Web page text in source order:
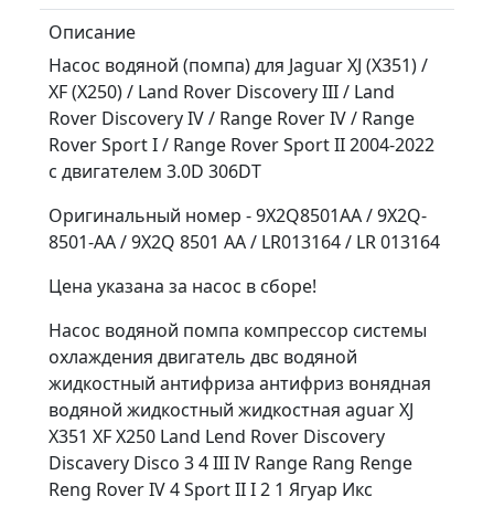
Описание
Насос водяной (помпа) для Jaguar XJ (X351) /
XF (X250) / Land Rover Discovery III / Land
Rover Discovery IV / Range Rover IV / Range
Rover Sport I / Range Rover Sport II 2004-2022
с двигателем 3.0D 306DT
Оригинальный номер - 9X2Q8501AA / 9X2Q-
8501-AA / 9X2Q 8501 AA / LR013164 / LR 013164
Цена указана за насос в сборе!
Насос водяной помпа компрессор системы
охлаждения двигатель двс водяной
жидкостный антифриза антифриз вонядная
водяной жидкостный жидкостная aguar XJ
X351 XF X250 Land Lend Rover Discovery
Discavery Disco 3 4 III IV Range Rang Renge
Reng Rover IV 4 Sport II I 2 1 Ягуар Икс